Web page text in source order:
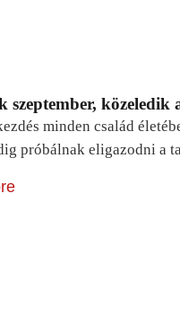
szeptember, közeledik
minden család
próbálnak eligazodni a